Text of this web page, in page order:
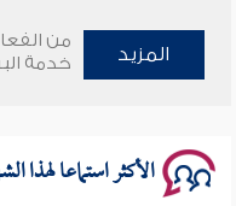
وأمنهم من خوف 9
المزيد
من
خدمة
الأكثر استماعا لهذا